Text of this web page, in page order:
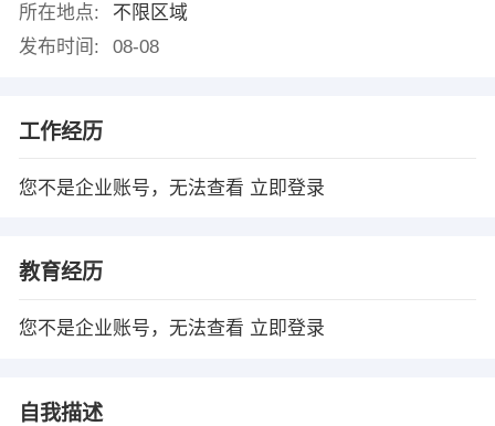
所在地点:
不限区域
发布时间:
08-08
工作经历
您不是企业账号，无法查看 立即登录
教育经历
您不是企业账号，无法查看 立即登录
自我描述